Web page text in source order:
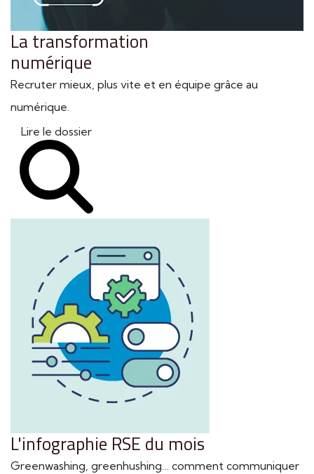
La transformation
numérique
Recruter mieux, plus vite et en équipe grâce au
numérique.
Lire le dossier
L'infographie RSE du mois
Greenwashing, greenhushing… comment communiquer